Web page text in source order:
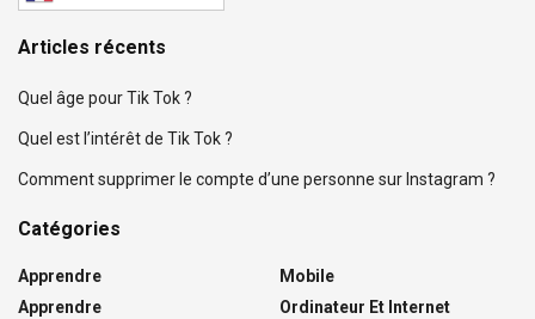
Articles récents
Quel âge pour Tik Tok ?
Quel est l’intérêt de Tik Tok ?
Comment supprimer le compte d’une personne sur Instagram ?
Catégories
Apprendre
Apprendre
Mobile
Ordinateur Et Internet